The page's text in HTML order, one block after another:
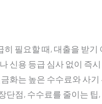
필요할 때, 대출을 받기
신용 등급 심사 없이 즉
화는 높은 수수료와 사
점, 수수료를 줄이는 팁